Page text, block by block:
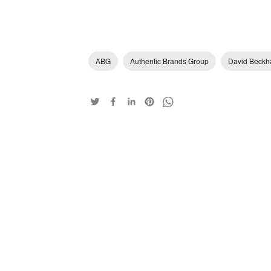
ABG Authentic Brands Group David